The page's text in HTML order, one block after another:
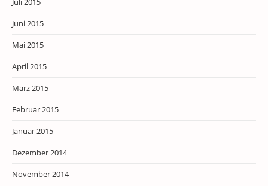
Juni 2015
Mai 2015
April 2015
März 2015
Februar 2015
Januar 2015
Dezember 2014
November 2014